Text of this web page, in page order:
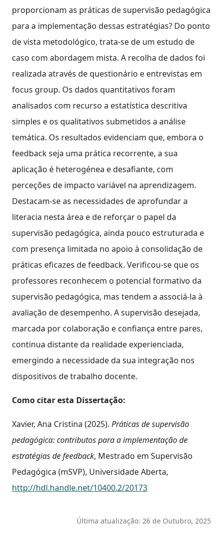
proporcionam as práticas de supervisão pedagógica
para a implementação dessas estratégias? Do ponto
de vista metodológico, trata-se de um estudo de
caso com abordagem mista. A recolha de dados foi
realizada através de questionário e entrevistas em
focus group. Os dados quantitativos foram
analisados com recurso a estatística descritiva
simples e os qualitativos submetidos a análise
temática. Os resultados evidenciam que, embora o
feedback seja uma prática recorrente, a sua
aplicação é heterogénea e desafiante, com
perceções de impacto variável na aprendizagem.
Destacam-se as necessidades de aprofundar a
literacia nesta área e de reforçar o papel da
supervisão pedagógica, ainda pouco estruturada e
com presença limitada no apoio à consolidação de
práticas eficazes de feedback. Verificou-se que os
professores reconhecem o potencial formativo da
supervisão pedagógica, mas tendem a associá-la à
avaliação de desempenho. A supervisão desejada,
marcada por colaboração e confiança entre pares,
continua distante da realidade experienciada,
emergindo a necessidade da sua integração nos
dispositivos de trabalho docente.
Como citar esta Dissertação:
Xavier, Ana Cristina (2025). Práticas de supervisão
pedagógica: contributos para a implementação de
estratégias de feedback, Mestrado em Supervisão
Pedagógica (mSVP), Universidade Aberta,
http://hdl.handle.net/10400.2/20173
Última atualização: 26 de Outubro, 2025